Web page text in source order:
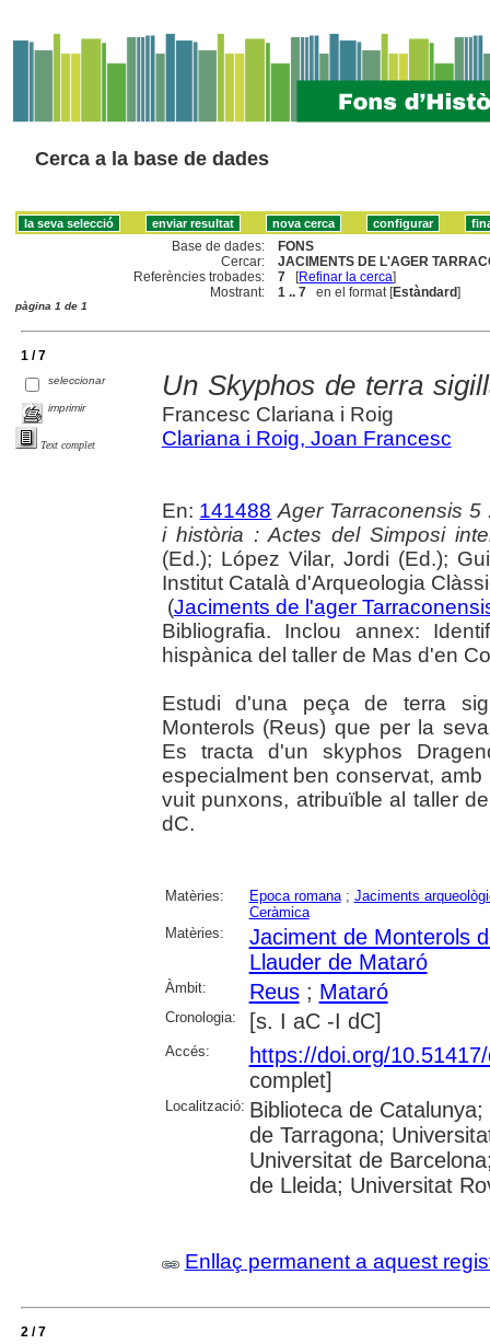
Cerca a la base de dades
Base de dades:
FONS
Cercar:
JACIMENTS DE L'AGER
Referències trobades:
7 [Refinar la cerca]
Mostrant:
1 .. 7 en el format [Estàndard]
pàgina 1 de 1
1 / 7
seleccionar
imprimir
Text complet
Un Skyphos de terra
Francesc Clariana i Roig
Clariana i Roig, Joan Francesc
En: 141488 Ager Tarraconensis
i història : Actes del Simposi
(Ed.); López Vilar, Jordi (Ed.);
Institut Català d'Arqueologia
(Jaciments de l'ager
Bibliografia. Inclou annex:
hispànica del taller de Mas d'en
Estudi d'una peça de terra
Monterols (Reus) que per la
Es tracta d'un skyphos
especialment ben conservat,
vuit punxons, atribuïble al taller
dC.
Matèries: Epoca romana; Jaciments
Ceràmica
Matèries:
Jaciment de Monterols
Llauder de Mataró
Àmbit: Reus; Mataró
Cronologia: [s. I aC -I dC]
Accés:
https://doi.org/
complet]
Localització: Biblioteca de
de Tarragona;
Universitat de
de Lleida; Universitat
Enllaç permanent a aquest
2 / 7